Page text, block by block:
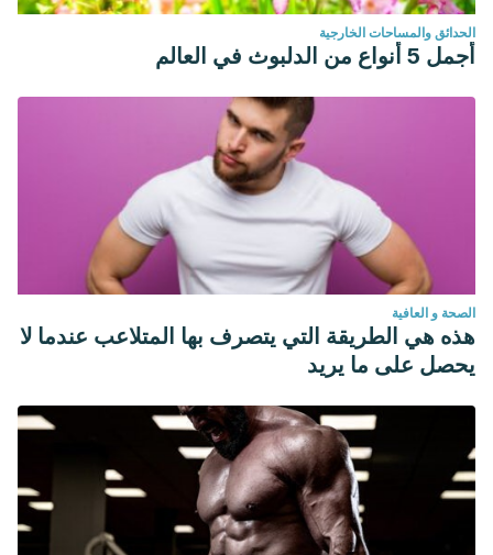
الحدائق والمساحات الخارجية
أجمل 5 أنواع من الدلبوث في العالم
الصحة و العافية
هذه هي الطريقة التي يتصرف بها المتلاعب عندما لا
يحصل على ما يريد